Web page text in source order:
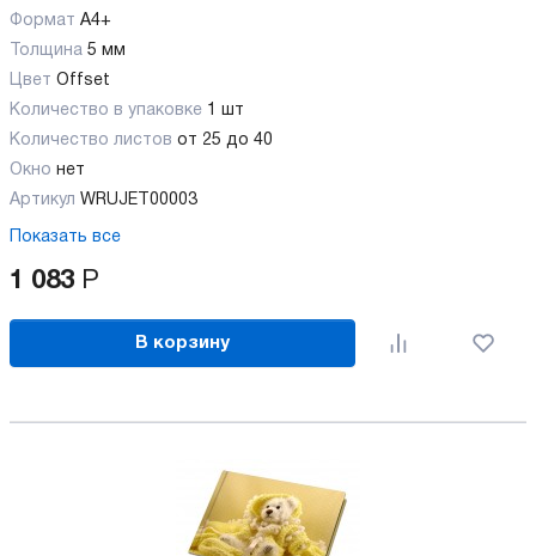
Формат А4+
Толщина 5 мм
Цвет Offset
Количество в упаковке 1 шт
Количество листов от 25 до 40
Окно нет
Артикул WRUJET00003
Показать все
1 083 Р
В корзину